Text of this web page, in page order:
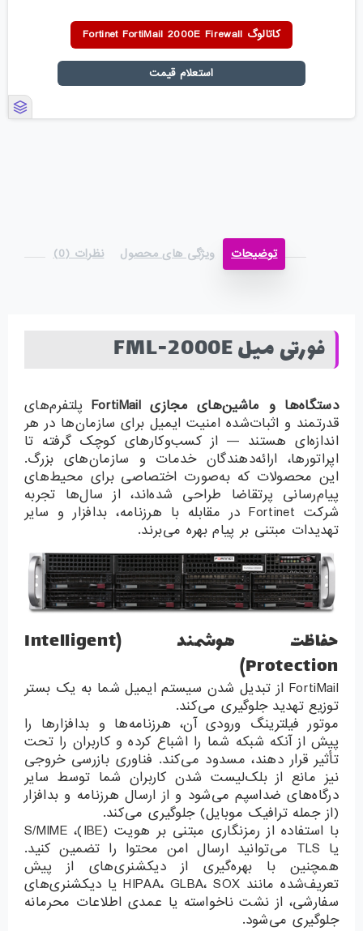
کاتالوگ Fortinet FortiMail 2000E Firewall
استعلام قیمت
توضیحات ویژگی های محصول نظرات (0)
فورتی میل FML-2000E
دستگاه‌ها و ماشین‌های مجازیFortiMail
پلتفرم‌های
قدرتمند و اثبات‌شده امنیت ایمیل برای سازمان‌ها در هر
اندازه‌ای هستند — از کسب‌وکارهای کوچک گرفته تا
اپراتورها، ارائه‌دهندگان خدمات و سازمان‌های بزرگ.
این محصولات که به‌صورت اختصاصی برای محیط‌های
پیام‌رسانی پرتقاضا طراحی شده‌اند، از سال‌ها تجربه
شرکت Fortinet در مقابله با هرزنامه، بدافزار و سایر
تهدیدات مبتنی بر پیام بهره می‌برند.
حفاظت هوشمند (Intelligent
Protection)
FortiMail از تبدیل شدن سیستم ایمیل شما به یک بستر
توزیع تهدید جلوگیری می‌کند.
موتور فیلترینگ ورودی آن، هرزنامه‌ها و بدافزارها را
پیش از آنکه شبکه شما را اشباع کرده و کاربران را تحت
تأثیر قرار دهند، مسدود می‌کند. فناوری بازرسی خروجی
نیز مانع از بلک‌لیست شدن کاربران شما توسط سایر
درگاه‌های ضداسپم می‌شود و از ارسال هرزنامه و بدافزار
(از جمله ترافیک موبایل) جلوگیری می‌کند.
با استفاده از رمزنگاری مبتنی بر هویت (IBE)، ‏S/MIME
یا ‏TLS می‌توانید ارسال امن محتوا را تضمین کنید.
همچنین با بهره‌گیری از دیکشنری‌های از پیش
تعریف‌شده مانند HIPAA، GLBA، SOX یا دیکشنری‌های
سفارشی، از نشت ناخواسته یا عمدی اطلاعات محرمانه
جلوگیری می‌شود.